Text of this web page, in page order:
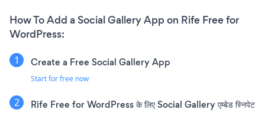
How To Add a Social Gallery App on Rife Free for
WordPress:
Create a Free Social Gallery App
Start for free now
Rife Free for WordPress के लिए Social Gallery एम्बेड स्निपेट